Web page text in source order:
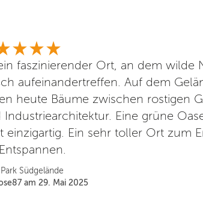
faszinierender Ort, an dem wilde
aufeinandertreffen. Auf dem
heute Bäume zwischen rostigen
Eine grüne
Ein sehr toller Ort zum
Südgelände
am 29. Mai 2025